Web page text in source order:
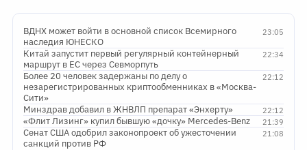
23:05
ВДНХ может войти в основной список Всемирного
наследия ЮНЕСКО
22:34
Китай запустит первый регулярный контейнерный
маршрут в ЕС через Севморпуть
22:12
Более 20 человек задержаны по делу о
незарегистрированных криптообменниках в «Москва-
Сити»
22:12
Минздрав добавил в ЖНВЛП препарат «Энхерту»
21:39
«Флит Лизинг» купил бывшую «дочку» Mercedes-Benz
21:08
Сенат США одобрил законопроект об ужесточении
санкций против РФ